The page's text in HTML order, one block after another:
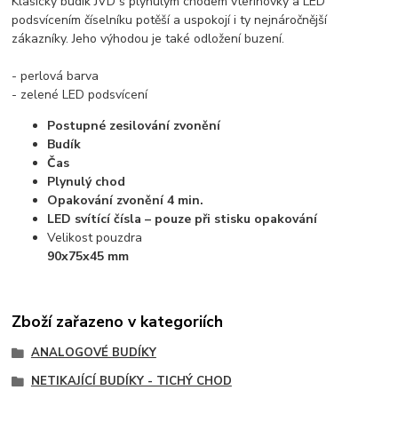
podsvícením číselníku potěší a uspokojí i ty nejnáročnější
zákazníky. Jeho výhodou je také odložení buzení.
- perlová barva
- zelené LED podsvícení
Postupné zesilování zvonění
Budík
Čas
Plynulý chod
Opakování zvonění 4 min.
LED svítící čísla – pouze při stisku opakování
Velikost pouzdra
90x75x45 mm
Zboží zařazeno v kategoriích
ANALOGOVÉ BUDÍKY
NETIKAJÍCÍ BUDÍKY - TICHÝ CHOD